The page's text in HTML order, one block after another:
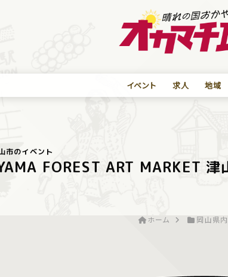
イベント 求人 地域
市のイベント
FOREST ART MARKET 津
ホーム 岡山県